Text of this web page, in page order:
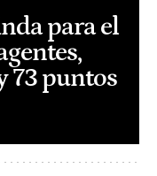
para el
73 puntos